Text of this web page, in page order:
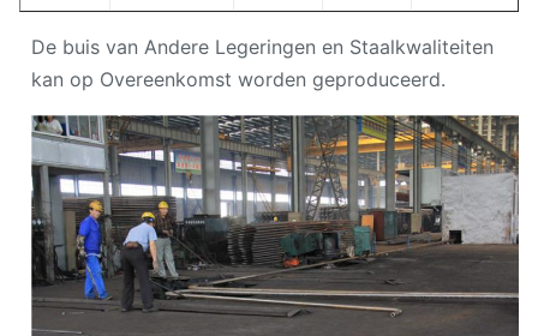
De buis van Andere Legeringen en Staalkwaliteiten
kan op Overeenkomst worden geproduceerd.